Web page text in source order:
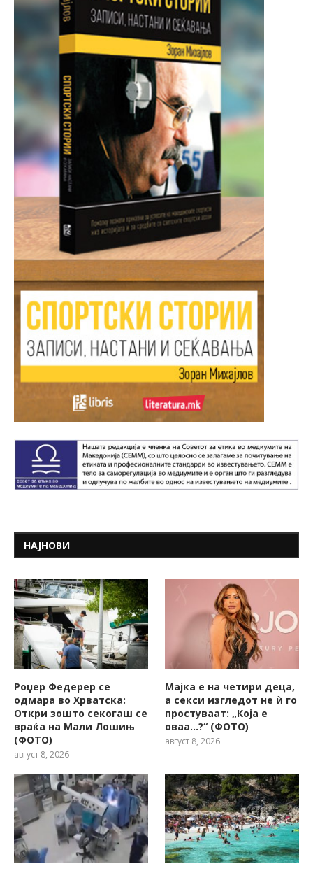
НАЈНОВИ
Роџер Федерер се
одмара во Хрватска:
Откри зошто секогаш се
враќа на Мали Лошињ
(ФОТО)
август 8, 2026
Мајка е на четири деца,
а секси изгледот не ѝ го
простуваат: „Која е
оваа…?“ (ФОТО)
август 8, 2026